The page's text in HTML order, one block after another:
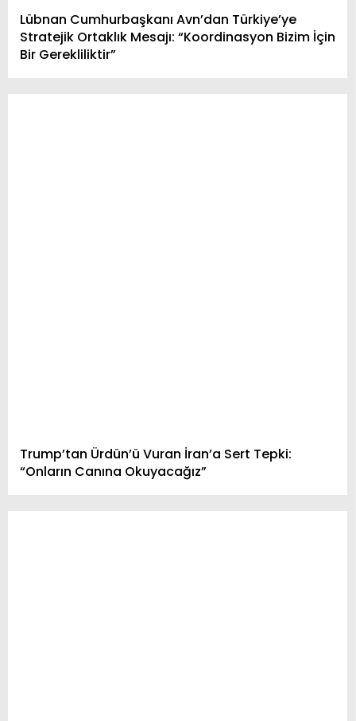
Lübnan Cumhurbaşkanı Avn’dan Türkiye’ye
Stratejik Ortaklık Mesajı: “Koordinasyon Bizim İçin
Bir Gerekliliktir”
Trump’tan Ürdün’ü Vuran İran’a Sert Tepki:
“Onların Canına Okuyacağız”